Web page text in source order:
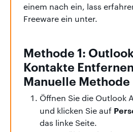
einem nach ein, lass
Freeware ein unter.
Methode 1:
Kontakte
Manuelle Methode
Öffnen Sie die Outlook
und klicken Sie auf
das linke Seite.